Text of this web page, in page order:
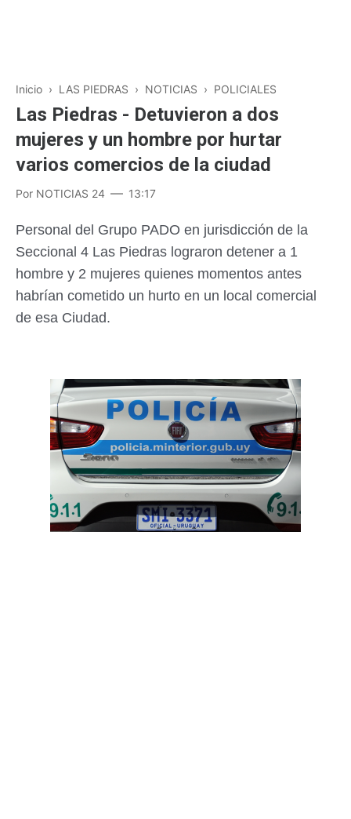
Inicio › LAS PIEDRAS › NOTICIAS › POLICIALES
Las Piedras - Detuvieron a dos
mujeres y un hombre por hurtar
varios comercios de la ciudad
Por NOTICIAS 24 13:17
Personal del Grupo PADO en jurisdicción de la
Seccional 4 Las Piedras lograron detener a 1
hombre y 2 mujeres quienes momentos antes
habrían cometido un hurto en un local comercial
de esa Ciudad.